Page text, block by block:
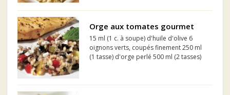
mL 1 oignon, tranché fin 1 poivron
de cham...
Orge aux tomates gourmet
15 ml (1 c. à soupe) d'huile d'olive 6
oignons verts, coupés finement 250 ml
(1 tasse) d'orge perlé 500 ml (2 tasses)
Medley Compliments, épépinées et